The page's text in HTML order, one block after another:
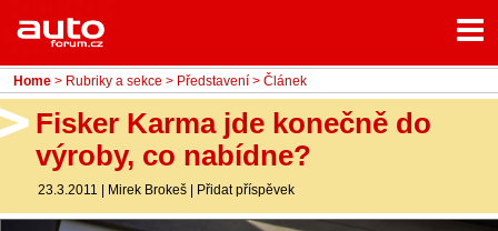
Home
Rubriky
- Testy aut
- Jízdní dojmy a další testy
Home > Rubriky a sekce > Představení > Článek
Fisker Karma jde konečně do
výroby, co nabídne?
23.3.2011 | Mirek Brokeš | Přidat příspěvek